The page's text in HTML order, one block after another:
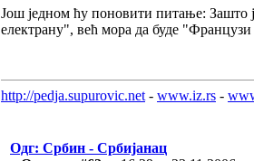
Још једном ћу поновити питање: Зашто
електрану", већ мора да буде
http://pedja.supurovic.net - www.iz.rs -
Одг: Србин - Србијанац